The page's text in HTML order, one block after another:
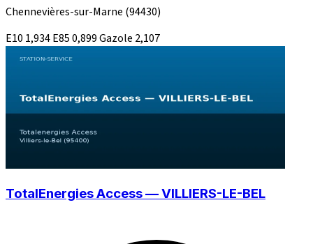
Chennevières-sur-Marne (94430)
E10 1,934E850,899Gazole 2,107
TotalEnergies Access — VILLIERS-LE-BEL